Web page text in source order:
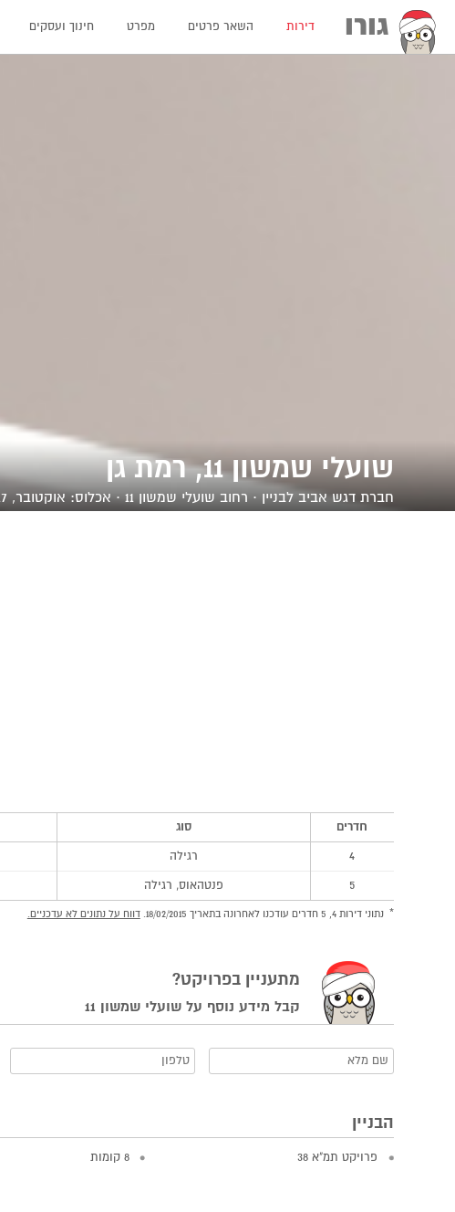
גורו דירות השאר פרטים מפרט חינוך ועסקים
שועלי שמשון 11, רמת גן
חברתדגש אביב לבניין · רחוב שועלי שמשון 11 · אכלוס: אוקטובר, 2017
חדרים סוג
4 רגילה
5 פנטהאוס, רגילה
נתוני דירות 4, 5 חדרים עודכנו לאחרונה בתאריך 18/02/2015. דווח על נתונים לא עדכניים.
מתעניין בפרויקט?
קבל מידע נוסף על שועלי שמשון 11
הבניין
פרויקט תמ"א 38 8 קומות